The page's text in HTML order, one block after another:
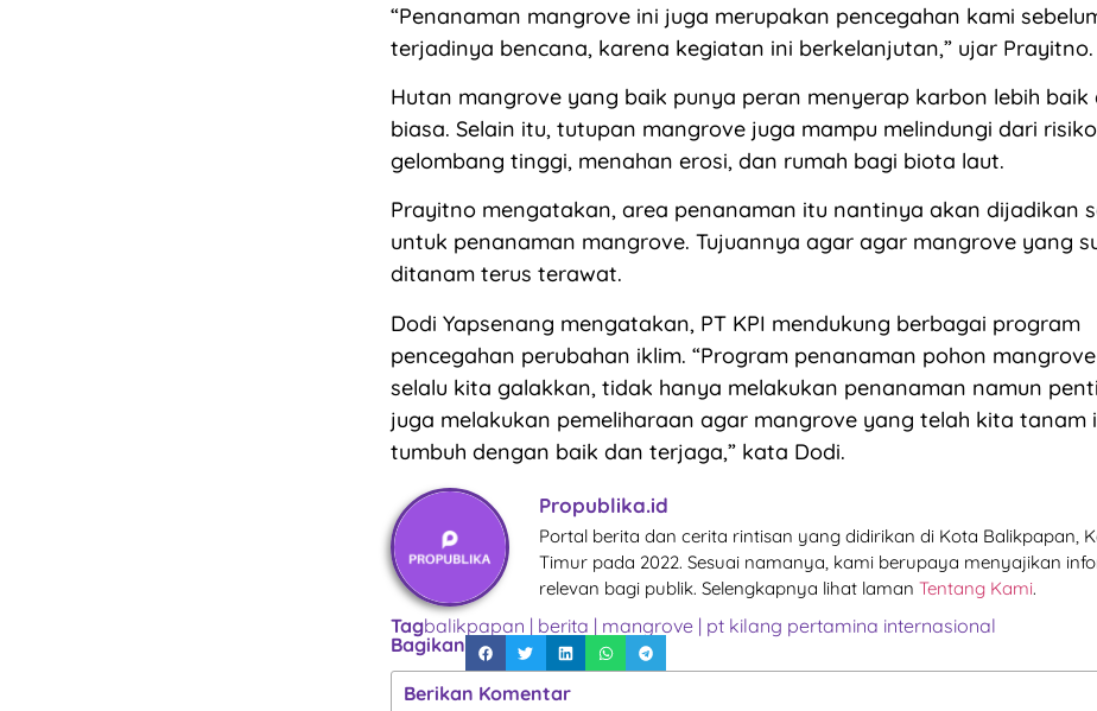
“Penanaman mangrove ini juga merupakan pencegahan kami
terjadinya bencana, karena kegiatan ini berkelanjutan,” ujar Prayitno.
Hutan mangrove yang baik punya peran menyerap karbon lebih baik
biasa. Selain itu, tutupan mangrove juga mampu melindungi dari risiko
gelombang tinggi, menahan erosi, dan rumah bagi biota laut.
Prayitno mengatakan, area penanaman itu nantinya akan dijadikan
untuk penanaman mangrove. Tujuannya agar agar mangrove yang
ditanam terus terawat.
Dodi Yapsenang mengatakan, PT KPI mendukung berbagai program
pencegahan perubahan iklim. “Program penanaman pohon
selalu kita galakkan, tidak hanya melakukan penanaman namun
juga melakukan pemeliharaan agar mangrove yang telah kita tanam
tumbuh dengan baik dan terjaga,” kata Dodi.
Propublika.id
Portal berita dan cerita rintisan yang didirikan di Kota Balikpapan,
Timur pada 2022. Sesuai namanya, kami berupaya menyajikan
relevan bagi publik. Selengkapnya lihat laman Tentang Kami.
Tagbalikpapan | berita | mangrove | pt kilang pertamina internasional
Bagikan
Berikan Komentar